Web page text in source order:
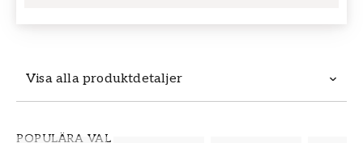
Visa alla produktdetaljer
POPULÄRA VAL